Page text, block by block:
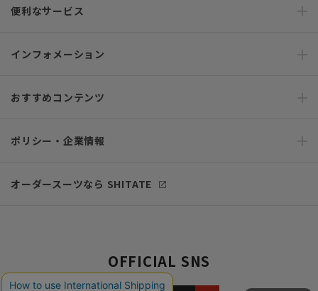
便利なサービス
インフォメーション
おすすめコンテンツ
ポリシー・企業情報
オーダースーツなら SHITATE
OFFICIAL SNS